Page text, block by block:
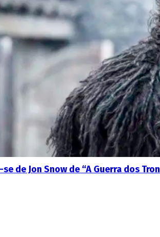
se de Jon Snow de “A Guerra dos